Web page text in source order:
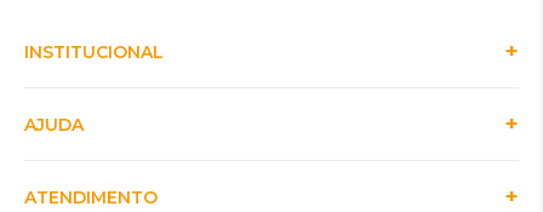
INSTITUCIONAL
AJUDA
ATENDIMENTO